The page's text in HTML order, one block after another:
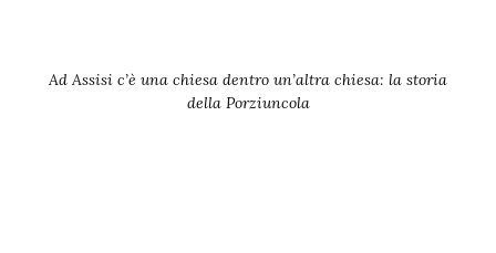
Ad Assisi c’è una chiesa dentro un’altra chiesa: la storia
della Porziuncola